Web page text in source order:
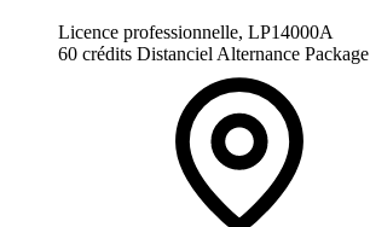
Licence professionnelle, LP14000A
60 crédits Distanciel Alternance Package